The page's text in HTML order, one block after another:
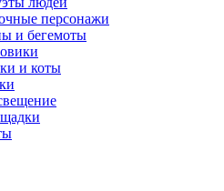
персонажи
и бегемоты
и коты